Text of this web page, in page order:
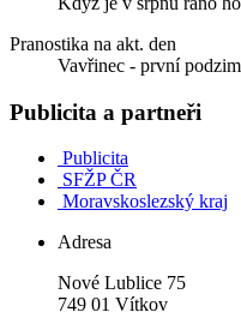
Pranostika na akt. den
Vavřinec - první
Publicita a partneři
Publicita
SFŽP ČR
Moravskoslezský kraj
Adresa
Nové Lublice 75
749 01 Vítkov